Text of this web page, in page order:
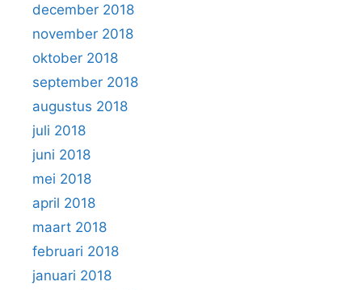
december 2018
november 2018
oktober 2018
september 2018
augustus 2018
juli 2018
juni 2018
mei 2018
april 2018
maart 2018
februari 2018
januari 2018